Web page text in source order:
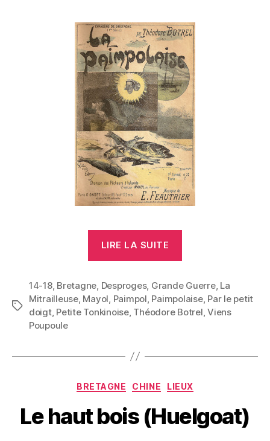
LIRE LA SUITE
Montmartre »
Étiquettes
14-18, Bretagne, Desproges, Grande Guerre, La
Mitrailleuse, Mayol, Paimpol, Paimpolaise, Par le petit
doigt, Petite Tonkinoise, Théodore Botrel,Viens
Poupoule
Catégories
BRETAGNE CHINE LIEUX
Le haut bois (Huelgoat)